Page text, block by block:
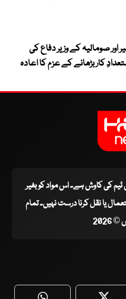
صومالیہ کے وزیر دفاع کی
کار بڑھانے کے عزم کا اعادہ
ٹیم کی کاوش ہے۔ اس مواد کو بغیر
یا نقل کرنا درست نہیں۔ تمام